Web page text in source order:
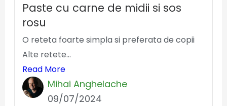
Paste cu carne de midii si sos
rosu
O reteta foarte simpla si preferata de copii
Alte retete...
Read More
Mihai Anghelache
09/07/2024